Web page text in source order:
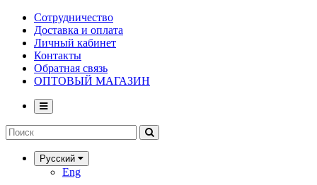
Сотрудничество
Доставка и оплата
Личный кабинет
Контакты
Обратная связь
ОПТОВЫЙ МАГАЗИН
Русский
Eng